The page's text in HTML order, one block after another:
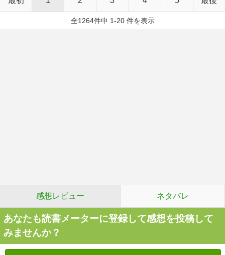
全1264件中 1-20 件を表示
感想レビュー ネタバレ
あなたも読書メーターに登録して感想を投稿して
みませんか？